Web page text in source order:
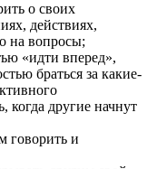
о своих
действиях,
на вопросы;
«идти вперед»,
браться за какие-
когда другие начнут
говорить и